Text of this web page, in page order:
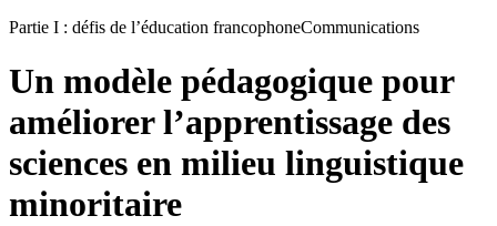
Partie I : défis de l’éducation francophoneCommunications
Un modèle pédagogique pour
améliorer l’apprentissage des
sciences en milieu linguistique
minoritaire